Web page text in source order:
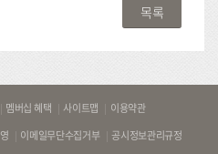
목록
멤버십 혜택 사이트맵
이용약관
이메일무단수집거부 공시정보관리규정